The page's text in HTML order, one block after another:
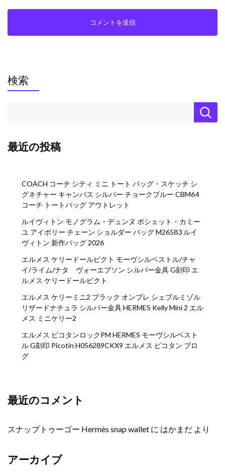
検索
最近の投稿
COACH コーチ シティ ミニ トート バッグ・スケッチ シ
グネチャー キャンバス シルバー チョークブルー CBM64
コーチ トートバッグ アウトレット
ルイヴィトン モノグラム・デュンヌ ポシェット・カミー
ユ アイボリー チェーン ショルダー バッグ M26583 ルイ
ヴィトン 新作バッグ 2026
エルメス ケリードールピクト モーヴシルベストル/チャ
イ/ライム/ナタ ヴォーエプソン シルバー金具 G刻印 エ
ルメス ケリードールピクト
エルメス ケリーミニ2 ブラック オンブレ シェブルミゾル
リザードナチュラ シルバー金具 HERMES Kelly Mini 2 エル
メス ミニケリー2
エルメス ピコタンロックPM HERMES モーヴシルベスト
ル G刻印 Picotin H056289CKX9 エルメス ピコタン ブロ
グ
最近のコメント
スナップトゥーゴー Hermès snap wallet に はかまだ より
アーカイブ